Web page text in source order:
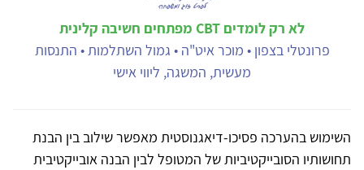
לא רק לומדים CBT מפתחים חשיבה קלינית
פרונטלי בצפון • מוכר איט"ה • גמול השתלמות • התנסות
מעשית, המשגה, ליווי אישי
השימוש בהערכה פסיכו-דיאגנוסטית מאפשר שילוב בין הבנת
תחושותיו הסובייקטיביות של המטופל לבין הבנה אובייקטיבית